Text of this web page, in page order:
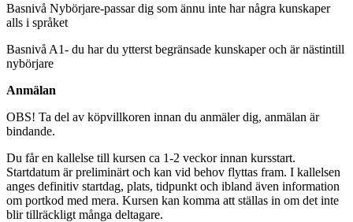
Basnivå Nybörjare-passar dig som ännu inte har några kunskaper
alls i språket
Basnivå A1- du har du ytterst begränsade kunskaper och är nästintill
nybörjare
Anmälan
OBS! Ta del av köpvillkoren innan du anmäler dig, anmälan är
bindande.
Du får en kallelse till kursen ca 1-2 veckor innan kursstart.
Startdatum är preliminärt och kan vid behov flyttas fram. I kallelsen
anges definitiv startdag, plats, tidpunkt och ibland även information
om portkod med mera. Kursen kan komma att ställas in om det inte
blir tillräckligt många deltagare.